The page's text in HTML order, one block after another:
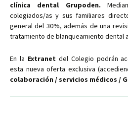
clínica dental Grupoden.
colegiados/as y sus familiares
general del 30%, además de una
tratamiento de blanqueamiento dental
En la Extranetdel Colegio podrán
esta nueva oferta exclusiva
colaboración / servicios médicos /